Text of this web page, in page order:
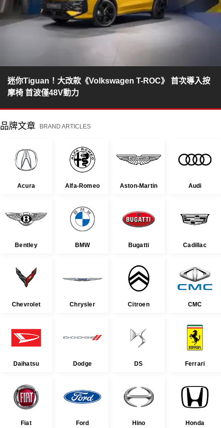
迷你Tiguan！大改款《Volkswagen T-ROC》 首次導入按
摩椅 首波僅48V動力
品牌文章 BRAND ARTICLES
Acura Alfa-Romeo Aston-Martin Audi
Bentley BMW Bugatti Cadillac
Chevrolet Chrysler Citroen CMC
Daihatsu Dodge DS Ferrari
Fiat Ford Hino Honda